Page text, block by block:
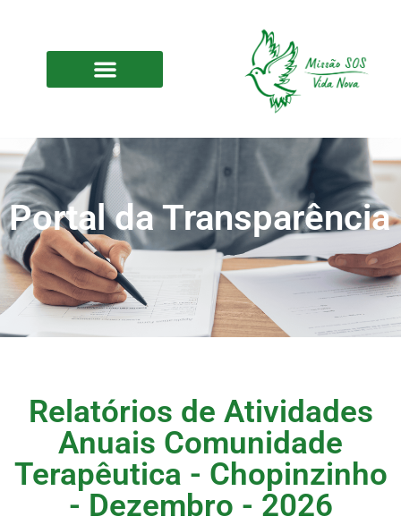
Portal da Transparência
Relatórios de Atividades
Anuais Comunidade
Terapêutica - Chopinzinho
- Dezembro - 2026